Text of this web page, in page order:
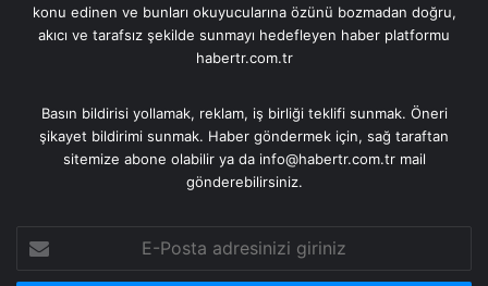
konu edinen ve bunları okuyucularına özünü bozmadan doğru,
akıcı ve tarafsız şekilde sunmayı hedefleyen haber platformu
habertr.com.tr
Basın bildirisi yollamak, reklam, iş birliği teklifi sunmak. Öneri
şikayet bildirimi sunmak. Haber göndermek için, sağ taraftan
sitemize abone olabilir ya da info@habertr.com.tr mail
gönderebilirsiniz.
Posta
adresinizi